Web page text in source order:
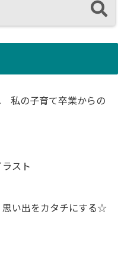
私の子育て卒業からの
ラスト
思い出をカタチにする☆